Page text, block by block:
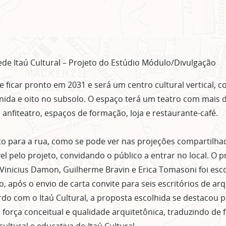
Itaú Cultural – Projeto do Estúdio Módulo/Divulgação
ficar pronto em 2031 e será um centro cultural vertical,
e oito no subsolo. O espaço terá um teatro com mais
anfiteatro, espaços de formação, loja e restaurante-café.
para a rua, como se pode ver nas projeções
pelo projeto, convidando o público a entrar no local. O
Damon, Guilherme Bravin e Erica Tomasoni foi
após o envio de carta convite para seis escritórios de
com o Itaú Cultural, a proposta escolhida se destacou
conceitual e qualidade arquitetônica, traduzindo de